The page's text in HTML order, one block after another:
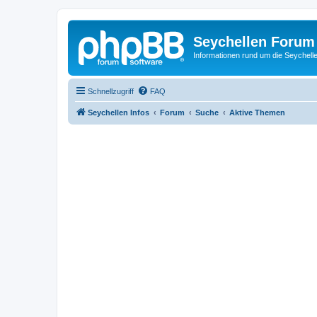
Seychellen Forum
Informationen rund um die
Schnellzugriff FAQ
Seychellen Infos Forum Suche Aktive Themen